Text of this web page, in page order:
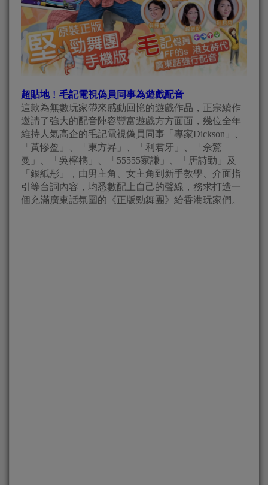
超貼地﹗毛記電視偽員同事為遊戲配音
這款為無數玩家帶來感動回憶的遊戲作品，正宗續作
邀請了強大的配音陣容豐富遊戲方方面面，幾位全年
維持人氣高企的毛記電視偽員同事「專家Dickson」、
「黃慘盈」、「東方昇」、「利君牙」、「佘驚
曼」、「吳檸檇」、「55555家謙」、「唐詩勁」及
「銀紙彤」，由男主角、女主角到新手教學、介面指
引等台詞內容，均悉數配上自己的聲線，務求打造一
個充滿廣東話氛圍的《正版勁舞團》給香港玩家們。